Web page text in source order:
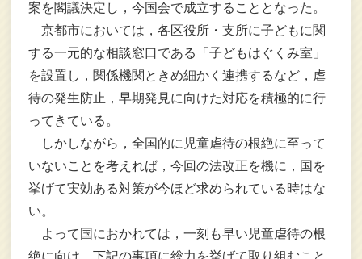
案を閣議決定し，今国会で成立することとなった。
京都市においては，各区役所・支所に子どもに関
する一元的な相談窓口である「子どもはぐくみ室」
を設置し，関係機関ときめ細かく連携するなど，虐
待の発生防止，早期発見に向けた対応を積極的に行
ってきている。
しかしながら，全国的に児童虐待の根絶に至って
いないことを考えれば，今回の法改正を機に，国を
挙げて実効ある対策が今ほど求められている時はな
い。
よって国におかれては，一刻も早い児童虐待の根